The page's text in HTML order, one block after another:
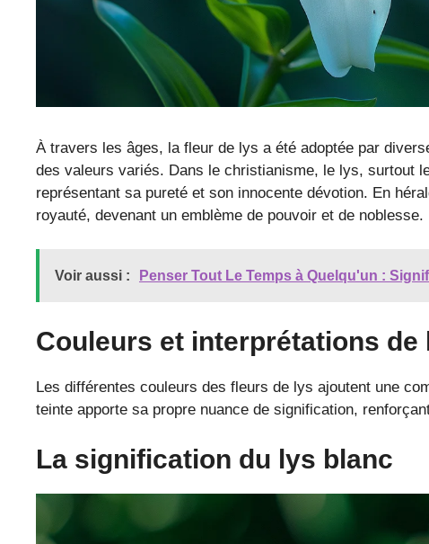
À travers les âges, la fleur de lys a été adoptée par
des valeurs variés. Dans le christianisme, le lys, surtout
représentant sa pureté et son innocente dévotion. En
royauté, devenant un emblème de pouvoir et de noblesse.
Voir aussi : Penser Tout Le Temps à Quelqu'un :
Couleurs et interprétations de
Les différentes couleurs des fleurs de lys ajoutent une
teinte apporte sa propre nuance de signification,
La signification du lys blanc